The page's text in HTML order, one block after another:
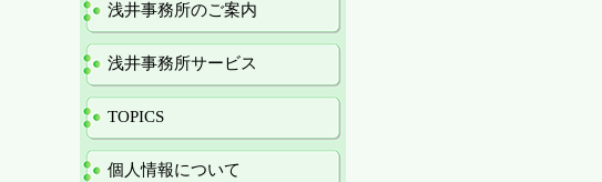
浅井事務所のご案内
浅井事務所サービス
TOPICS
個人情報について